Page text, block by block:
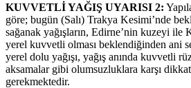
KUVVETLİ YAĞIŞ UYARISI 2:
göre; bugün (Salı) Trakya Kesimi’nde
sağanak yağışların, Edirne’nin kuzeyi ile
yerel kuvvetli olması beklendiğinden ani
yerel dolu yağışı, yağış anında kuvvetli
aksamalar gibi olumsuzluklara karşı
gerekmektedir.